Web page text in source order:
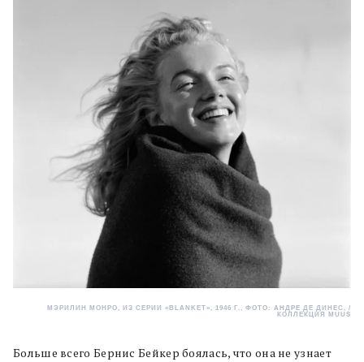
МЭРИЛИН МОНРО, ИЗ СЕРИИ «BLANKET», 1946 Г., ФОТО: АНДРЕ ДЕ ДИНЕС, /
КОЛЛЕКЦИЯ MUUS
Больше всего Бернис Бейкер боялась, что она не узнает